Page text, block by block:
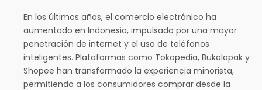
En los últimos años, el comercio electrónico ha
aumentado en Indonesia, impulsado por una mayor
penetración de internet y el uso de teléfonos
inteligentes. Plataformas como Tokopedia, Bukalapak y
Shopee han transformado la experiencia minorista,
permitiendo a los consumidores comprar desde la